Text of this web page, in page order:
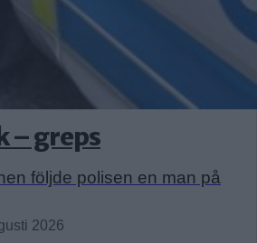
– greps
följde polisen en man på
2026